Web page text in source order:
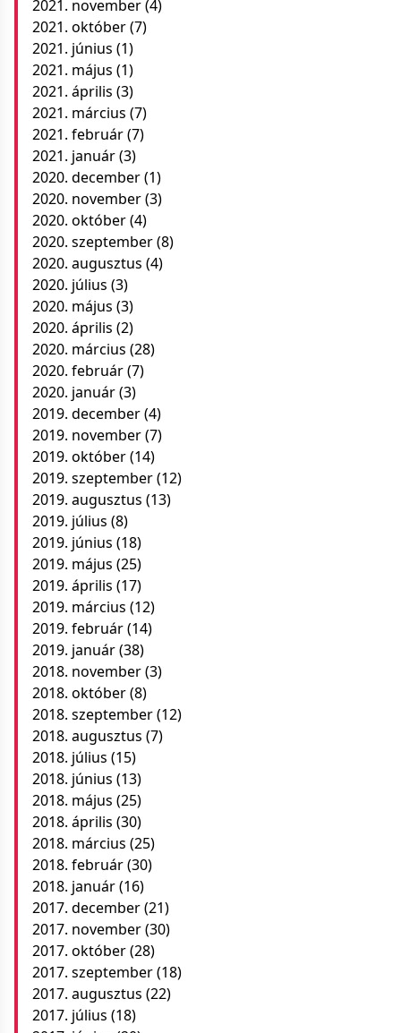
2021. november(4)
2021. október(7)
2021. június (1)
2021. május (1)
2021. április (3)
2021. március (7)
2021. február(7)
2021. január(3)
2020. december(1)
2020. november(3)
2020. október(4)
2020. szeptember(8)
2020. augusztus (4)
2020. július (3)
2020. május (3)
2020. április (2)
2020. március (28)
2020. február(7)
2020. január(3)
2019. december(4)
2019. november(7)
2019. október(14)
2019. szeptember(12)
2019. augusztus (13)
2019. július (8)
2019. június (18)
2019. május (25)
2019. április (17)
2019. március (12)
2019. február(14)
2019. január(38)
2018. november(3)
2018. október(8)
2018. szeptember(12)
2018. augusztus (7)
2018. július (15)
2018. június (13)
2018. május (25)
2018. április (30)
2018. március (25)
2018. február(30)
2018. január(16)
2017. december(21)
2017. november(30)
2017. október(28)
2017. szeptember(18)
2017. augusztus (22)
2017. július (18)